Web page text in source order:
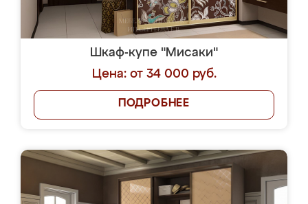
Шкаф-купе "Мисаки"
Цена: от 34 000 руб.
ПОДРОБНЕЕ